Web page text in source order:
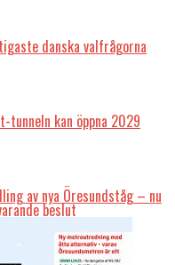
danska valfrågorna
kan öppna 2029
av nya Öresundståg – nu
beslut